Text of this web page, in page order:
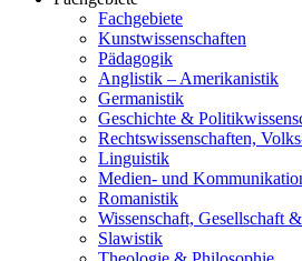
Fachgebiete
Kunstwissenschaften
Pädagogik
Anglistik – Amerikanistik
Germanistik
Geschichte &
Rechtswissenschaften,
Linguistik
Medien- und
Romanistik
Wissenschaft, Gesellschaft
Slawistik